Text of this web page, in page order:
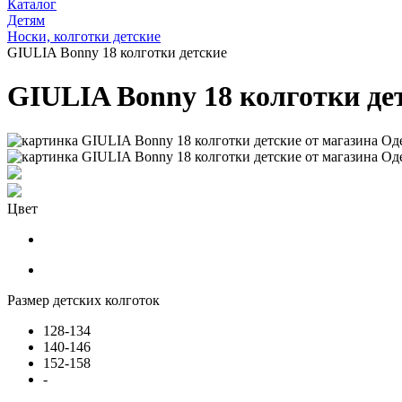
Каталог
Детям
Носки, колготки детские
GIULIA Bonny 18 колготки детские
GIULIA Bonny 18 колготки
Цвет
Размер детских колготок
128-134
140-146
152-158
-